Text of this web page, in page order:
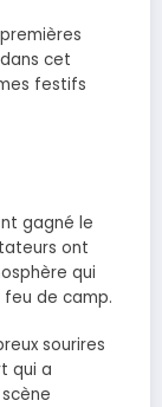
cet
festifs
gagné le
ont
qui
feu de camp.
sourires
qui a